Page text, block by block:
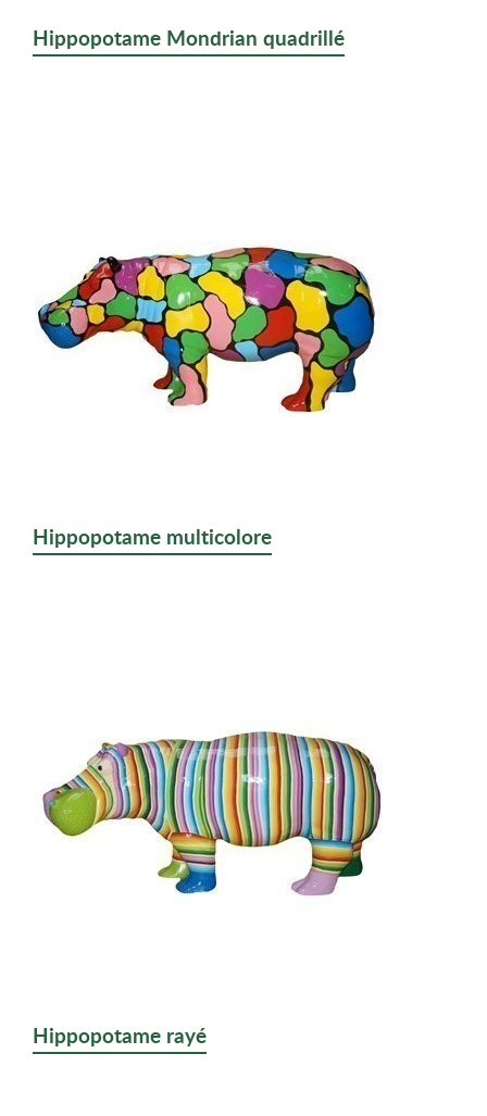
Hippopotame Mondrian quadrillé
Hippopotame multicolore
Hippopotame rayé